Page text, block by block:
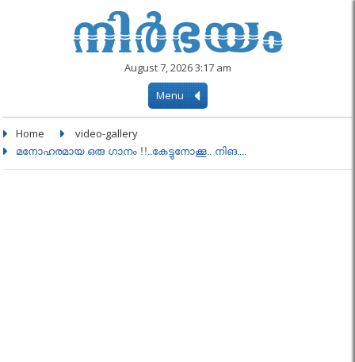
August 7, 2026 3:17 am
Menu
Home video-gallery
മനോഹരമായ ഒരു ഗാനം !!..കേട്ടുനോക്കൂ.. നിങ....